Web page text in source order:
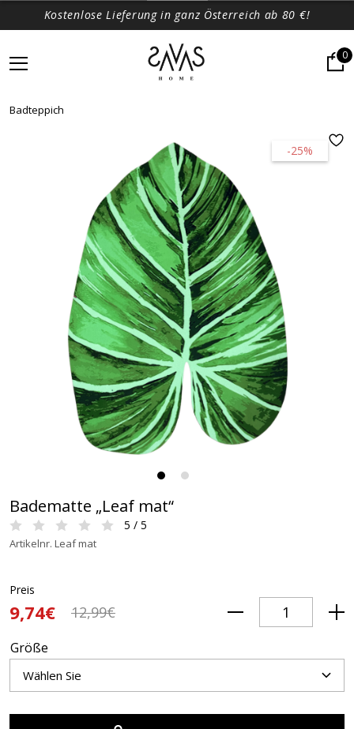
Kostenlose Lieferung in ganz Österreich ab 80 €!
0
Badteppich
-25%
Badematte „Leaf mat“
5 / 5
Artikelnr. Leaf mat
Preis
9,74€ 12,99€
Größe